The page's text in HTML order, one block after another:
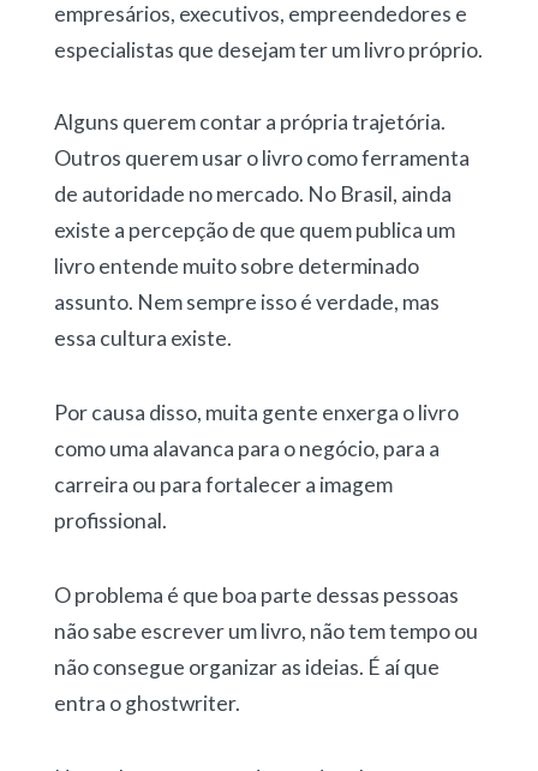
empresários, executivos, empreendedores e
especialistas que desejam ter um livro próprio.
Alguns querem contar a própria trajetória.
Outros querem usar o livro como ferramenta
de autoridade no mercado. No Brasil, ainda
existe a percepção de que quem publica um
livro entende muito sobre determinado
assunto. Nem sempre isso é verdade, mas
essa cultura existe.
Por causa disso, muita gente enxerga o livro
como uma alavanca para o negócio, para a
carreira ou para fortalecer a imagem
profissional.
O problema é que boa parte dessas pessoas
não sabe escrever um livro, não tem tempo ou
não consegue organizar as ideias. É aí que
entra o ghostwriter.